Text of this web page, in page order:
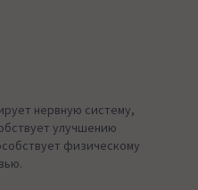
нервную систему,
улучшению
физическому